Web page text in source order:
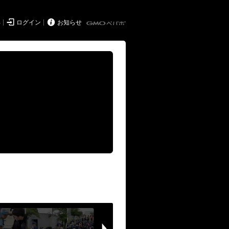
 ログイン  お知らせ